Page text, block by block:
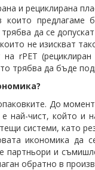
и рециклирана
които предлагаме
да се
не изискват
rPET
трябва да бъде
До
чист, който и
системи, като
икономика да
и
обратно в